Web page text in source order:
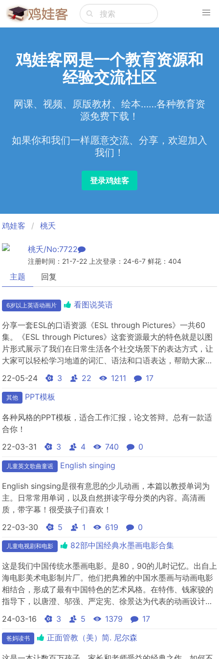
鸡娃客网是一个教育资源和
经验交流社区
网课、视频、原版教材、绘本……各种教育资
源免费下载！
如果你和我们一样愿意交流、分享，欢迎加入
我们！
登录鸡娃客
鸡娃客 桃夭
桃夭/No:7722
注册时间：21-7-22 上次登录：24-6-7 鲜花：404
主题 回复
6岁以上英语动画片 看图说英语
分享一套ESL的口语资源《ESL through Pictures》一共60
集。《ESL through Pictures》这套资源最大的特色就是以图
片形式展示了我们在日常生活各个社交场景下的表达方式，让
大家可以轻松学习地道的词汇、语法和口语表达，帮助大家提
高英语学习效率和效果。这套资源一共60集，每一集一个主
题。分为三部分：1. Story with picture 看图讲故事，用地道...
22-05-24 3 22 1211 17
其他 PPT模板
各种风格的PPT模板，适合工作汇报，论文答辩。总有一款适
合你！
22-03-31
3 4 740 0
儿童英文歌曲童谣 English singing
English singsing是很有意思的少儿动画，本篇以教授单词为
主。日常常用单词，以及自然拼读字母分类的内容。高清画
质，带字幕！很受孩子们喜欢！
22-03-30
5 1 619 0
儿童电视剧和电影 82部中国经典水墨画电影合集
这是我们中国传统水墨画电影。是80，90的儿时记忆。出自上
海电影美术电影制片厂。他们把典雅的中国水墨画与动画电影
相结合，形成了最有中国特色的艺术风格。在特伟、钱家骏的
指导下，以唐澄、邬强、严定宪、徐景达为代表的动画设计人
员和段孝萱、王世荣、游湧为代表的摄影人员把具有民族传统
的水墨画搬上银幕，摄制了享誉世界的中国第一部水墨动画片
《小蝌蚪找妈妈》和获得国际最高荣誉的水墨动画片《牧
24-03-16 3 5 1379 17
爸妈读书 正面管教（美）简. 尼尔森